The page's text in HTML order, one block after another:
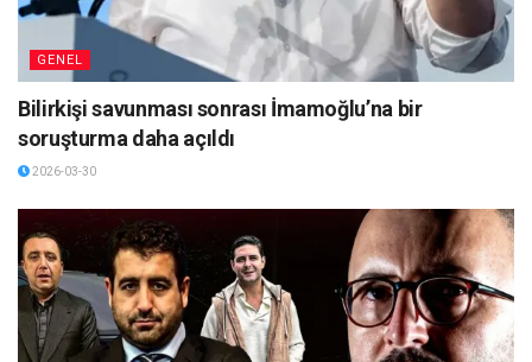
GENEL
Bilirkişi savunması sonrası İmamoğlu’na bir
soruşturma daha açıldı
2026-03-30